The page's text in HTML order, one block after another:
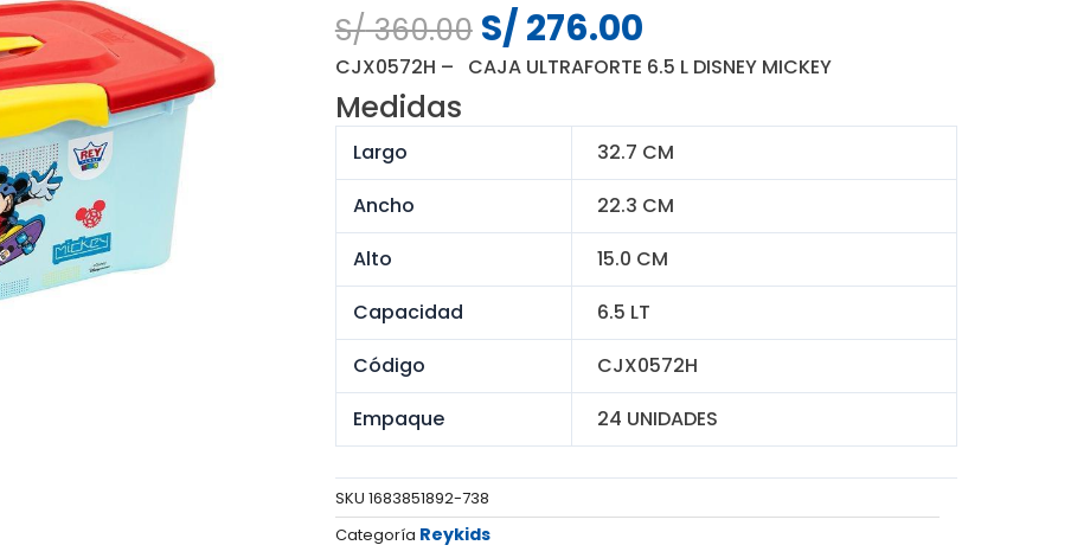
S/360.00 El
precio
era:
S/ 360.00.
S/276.00El
precio
es:
S/ 276.00.
CJX0572H – CAJA ULTRAFORTE 6.5 L DISNEY MICKEY
Medidas
Largo
32.7 CM
Ancho
22.3 CM
Alto
15.0 CM
Capacidad
6.5 LT
Código
CJX0572H
Empaque
24 UNIDADES
SKU 1683851892-738
Categoría Reykids